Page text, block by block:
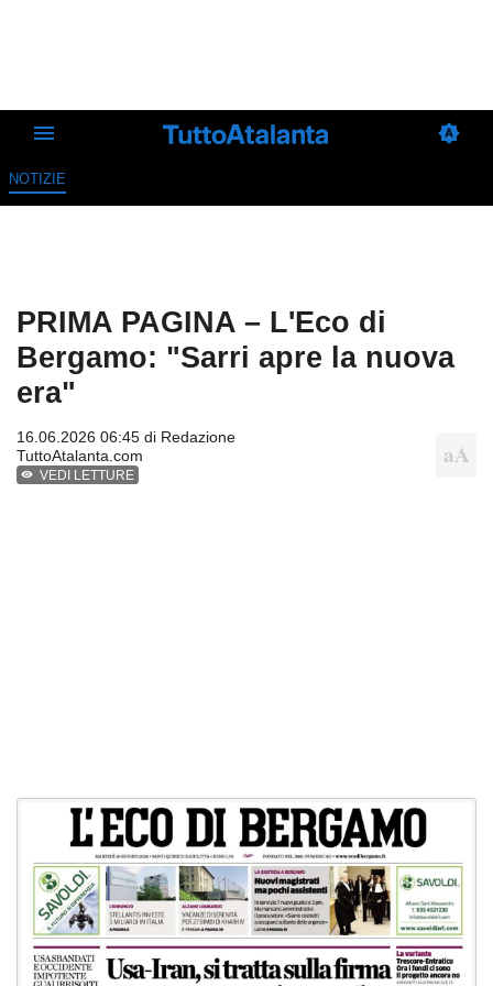
NOTIZIE
PRIMA PAGINA – L'Eco di
Bergamo: "Sarri apre la nuova
era"
16.06.2026 06:45 di Redazione
TuttoAtalanta.com
VEDI LETTURE